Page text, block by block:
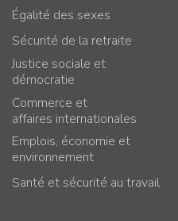
Égalité des sexes
Sécurité de la retraite
Justice sociale et
démocratie
Commerce et
affaires internationales
Emplois, économie et
environnement
Santé et sécurité au travail